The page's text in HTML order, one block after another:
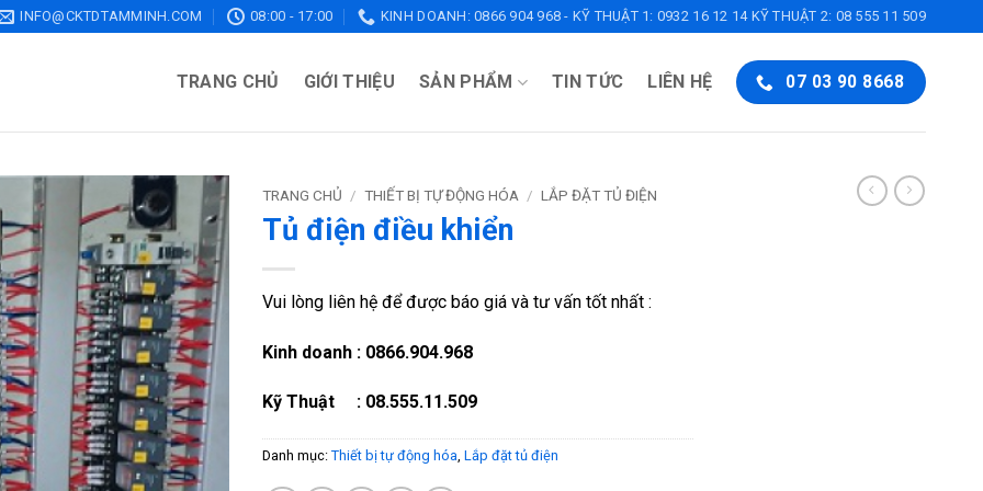
INFO@CKTDTAMMINH.COM 08:00 - 17:00 KINH DOANH: 0866 904 968 - KỸ THUẬT 1: 0932 16 12 14 KỸ THUẬT 2: 08 555 11 509
TRANG CHỦ GIỚI THIỆU SẢN PHẨM TIN TỨC LIÊN HỆ 07 03 90 8668
TRANG CHỦ / THIẾT BỊ TỰ ĐỘNG HÓA / LẮP ĐẶT TỦ ĐIỆN
Tủ điện điều khiển
Vui lòng liên hệ để được báo giá và tư vấn tốt nhất :
Kinh doanh : 0866.904.968
Kỹ Thuật : 08.555.11.509
Danh mục: Thiết bị tự động hóa, Lắp đặt tủ điện